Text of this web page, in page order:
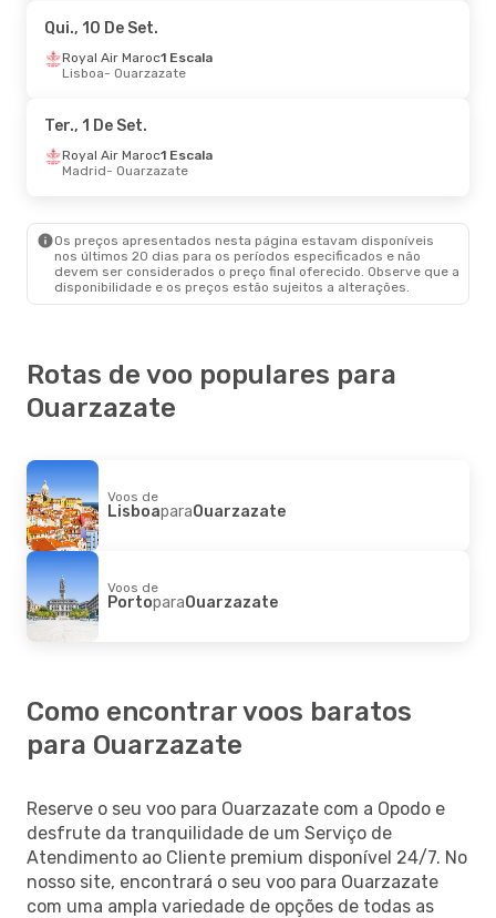
Royal Air Maroc
Ouarzazate- Lisboa
Royal Air Maroc
Lisboa- Ouarzazate
Royal Air Maroc1 Escala
Ouarzazate- Lisboa
Sáb., 29 De Ago.- Qua., 2 De Set.
Royal Air Maroc1 Escala
Lisboa - Ouarzazate
Royal Air Maroc1 Escala
Ouarzazate- Lisboa
Qui., 10 De Set.
Royal Air Maroc1 Escala
Lisboa- Ouarzazate
Ter., 1 De Set.
Royal Air Maroc1 Escala
Madrid- Ouarzazate
Os preços apresentados nesta página estavam disponíveis
nos últimos 20 dias para os períodos especificados e não
devem ser considerados o preço final oferecido. Observe que a
disponibilidade e os preços estão sujeitos a alterações.
Rotas de voo populares para
Ouarzazate
Voos de
LisboaparaOuarzazate
Voos de
PortoparaOuarzazate
Como encontrar voos baratos
para Ouarzazate
Reserve o seu voo para Ouarzazate com a Opodo e
desfrute da tranquilidade de um Serviço de
Atendimento ao Cliente premium disponível 24/7. No
nosso site, encontrará o seu voo para Ouarzazate
com uma ampla variedade de opções de todas as